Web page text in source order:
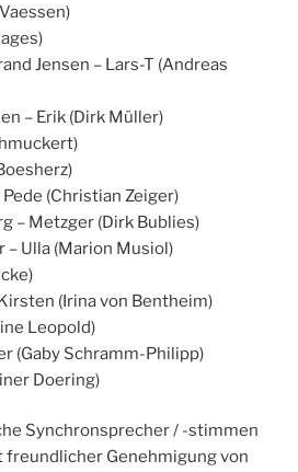
Jensen – Lars-T (Andreas
– Erik (Dirk Müller)
(Christian Zeiger)
– Metzger (Dirk Bublies)
– Ulla (Marion Musiol)
(Irina von Bentheim)
Leopold)
(Gaby Schramm-Philipp)
Doering)
Synchronsprecher / -stimmen
freundlicher Genehmigung von